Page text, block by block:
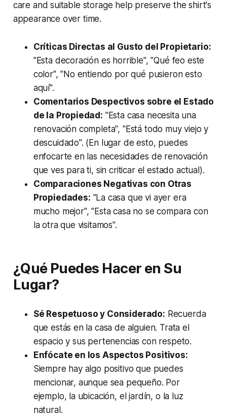
care and suitable storage help preserve the shirt's
appearance over time.
Críticas Directas al Gusto del Propietario:
"Esta decoración es horrible", "Qué feo este
color", "No entiendo por qué pusieron esto
aquí".
Comentarios Despectivos sobre el Estado
de la Propiedad: "Esta casa necesita una
renovación completa", "Está todo muy viejo y
descuidado". (En lugar de esto, puedes
enfocarte en las necesidades de renovación
que ves para ti, sin criticar el estado actual).
Comparaciones Negativas con Otras
Propiedades: "La casa que vi ayer era
mucho mejor", "Esta casa no se compara con
la otra que visitamos".
¿Qué Puedes Hacer en Su
Lugar?
Sé Respetuoso y Considerado: Recuerda
que estás en la casa de alguien. Trata el
espacio y sus pertenencias con respeto.
Enfócate en los Aspectos Positivos:
Siempre hay algo positivo que puedes
mencionar, aunque sea pequeño. Por
ejemplo, la ubicación, el jardín, o la luz
natural.